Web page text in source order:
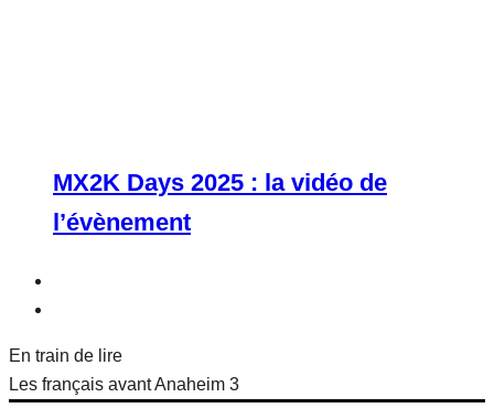
MX2K Days 2025 : la vidéo de
l’évènement
En train de lire
Les français avant Anaheim 3